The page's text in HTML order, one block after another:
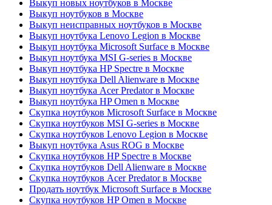
Выкуп новых ноутбуков в Москве
Выкуп ноутбуков в Москве
Выкуп неисправных ноутбуков в Москве
Выкуп ноутбука Lenovo Legion в Москве
Выкуп ноутбука Microsoft Surface в Москве
Выкуп ноутбука MSI G-series в Москве
Выкуп ноутбука HP Spectre в Москве
Выкуп ноутбука Dell Alienware в Москве
Выкуп ноутбука Acer Predator в Москве
Выкуп ноутбука HP Omen в Москве
Скупка ноутбуков Microsoft Surface в Москве
Скупка ноутбуков MSI G-series в Москве
Скупка ноутбуков Lenovo Legion в Москве
Выкуп ноутбука Asus ROG в Москве
Скупка ноутбуков HP Spectre в Москве
Скупка ноутбуков Dell Alienware в Москве
Скупка ноутбуков Acer Predator в Москве
Продать ноутбук Microsoft Surface в Москве
Скупка ноутбуков HP Omen в Москве